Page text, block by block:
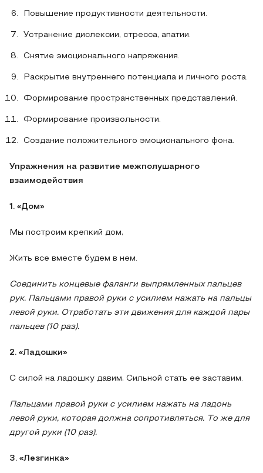
Повышение продуктивности деятельности.
Устранение дислексии, стресса, апатии.
Снятие эмоционального напряжения.
Раскрытие внутреннего потенциала и личного роста.
Формирование пространственных представлений.
Формирование произвольности.
Создание положительного эмоционального фона.
Упражнения на развитие межполушарного
взаимодействия
1. «Дом»
Мы построим крепкий дом,
Жить все вместе будем в нем.
Соединить концевые фаланги выпрямленных пальцев
рук. Пальцами правой руки с усилием нажать на пальцы
левой руки. Отработать эти движения для каждой пары
пальцев (10 раз).
2. «Ладошки»
С силой на ладошку давим, Сильной стать ее заставим.
Пальцами правой руки с усилием нажать на ладонь
левой руки, которая должна сопротивляться. То же для
другой руки (10 раз).
3. «Лезгинка»